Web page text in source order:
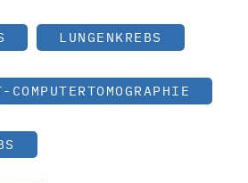
LUNGENKREBS
COMPUTERTOMOGRAPHIE